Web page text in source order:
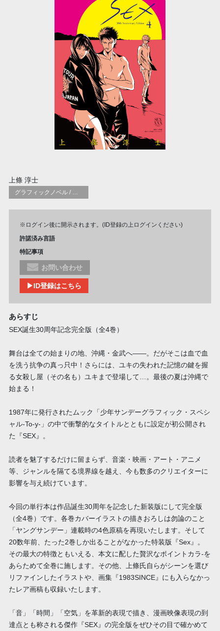
上條 淳士
※ログイン後に開示されます。(ID登録の上ログインください)
許諾済み言語
特記事項
お問い合わせ
▶ID登録はこちら
あらすじ
SEX誕生30周年記念完全版（全4巻）
舞台は全ての始まりの地、沖縄・金武へ――。だがそこは血で血
を洗う抗争の真っ只中！さらには、ユキの失われた記憶の鍵を握
る女殺し屋（その名も）ユキまで登場して…。最後の夏は沖縄で
始まる！
1987年に発行されたムック「少年サンデーグラフィック・スペシ
ャル-To-y-」の中で衝撃的なタイトルとともに設定が初公開され
た『SEX』。
読者を魅了するだけに留まらず、音楽・映画・アート・アニメ
等、ジャンルを隔てる境界線を越え、今も数多のクリエイターに
影響を与え続けています。
今回の単行本は作品誕生30周年を記念した新装版にして完全版
（全4巻）です。各巻カバーイラストの描きおろしは勿論のこと
「ヤングサンデー」連載時の4色原稿を再現いたします。そして
20数年前、たった2巻しか出ることがなかった特装版『Sex』。
その最大の特徴ともいえる、本文に配した贅沢なポイントカラ-を
あらためて全巻に施します。その他、上條氏自らがシーンを選び
リファインしたイラストや、画集『1983SINCE』にも入らなかっ
たレア画稿も収録いたします。
「音」「時間」「空気」を革新的表現で描き、漫画映像表現の到
達点とも称される傑作『SEX』の完全版をぜひその目で確かめて